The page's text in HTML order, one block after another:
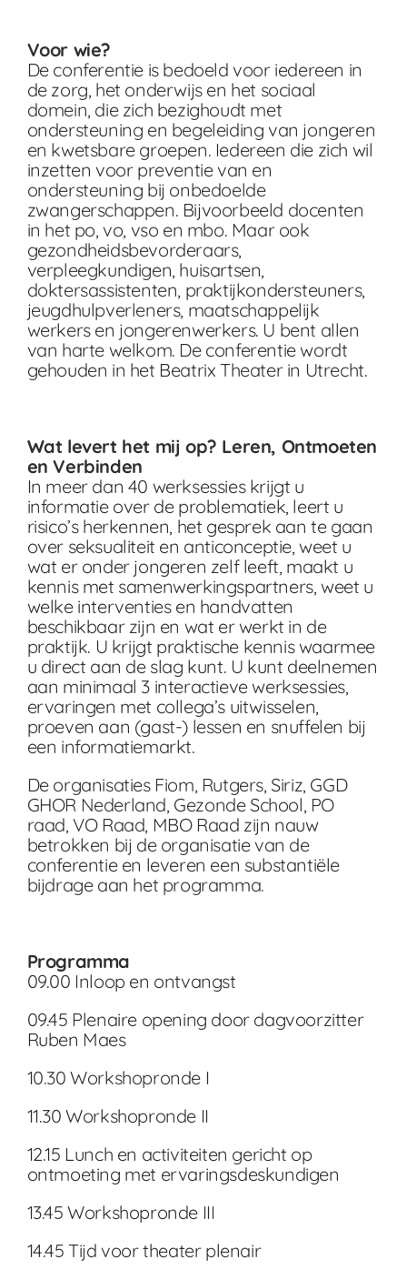
Voor wie?
De conferentie is bedoeld voor iedereen in
de zorg, het onderwijs en het sociaal
domein, die zich bezighoudt met
ondersteuning en begeleiding van jongeren
en kwetsbare groepen. Iedereen die zich wil
inzetten voor preventie van en
ondersteuning bij onbedoelde
zwangerschappen. Bijvoorbeeld docenten
in het po, vo, vso en mbo. Maar ook
gezondheidsbevorderaars,
verpleegkundigen, huisartsen,
doktersassistenten, praktijkondersteuners,
jeugdhulpverleners, maatschappelijk
werkers en jongerenwerkers. U bent allen
van harte welkom. De conferentie wordt
gehouden in het Beatrix Theater in Utrecht.
Wat levert het mij op? Leren, Ontmoeten
en Verbinden
In meer dan 40 werksessies krijgt u
informatie over de problematiek, leert u
risico’s herkennen, het gesprek aan te gaan
over seksualiteit en anticonceptie, weet u
wat er onder jongeren zelf leeft, maakt u
kennis met samenwerkingspartners, weet u
welke interventies en handvatten
beschikbaar zijn en wat er werkt in de
praktijk. U krijgt praktische kennis waarmee
u direct aan de slag kunt. U kunt deelnemen
aan minimaal 3 interactieve werksessies,
ervaringen met collega’s uitwisselen,
proeven aan (gast-) lessen en snuffelen bij
een informatiemarkt.
De organisaties Fiom, Rutgers, Siriz, GGD
GHOR Nederland, Gezonde School, PO
raad, VO Raad, MBO Raad zijn nauw
betrokken bij de organisatie van de
conferentie en leveren een substantiële
bijdrage aan het programma.
Programma
09.00 Inloop en ontvangst
09.45 Plenaire opening door dagvoorzitter
Ruben Maes
10.30 Workshopronde I
11.30 Workshopronde II
12.15 Lunch en activiteiten gericht op
ontmoeting met ervaringsdeskundigen
13.45 Workshopronde III
14.45 Tijd voor theater plenair